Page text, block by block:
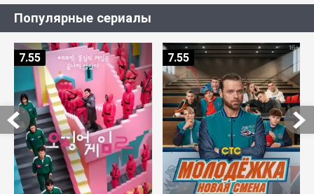
Популярные сериалы
7.55 7.55